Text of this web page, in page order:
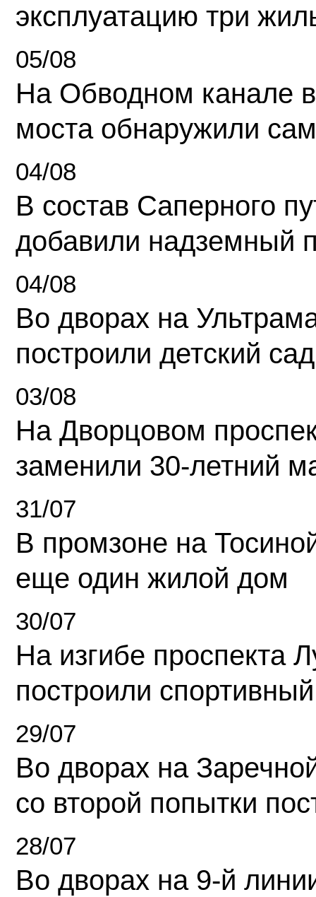
эксплуатацию три
05/08
На Обводном канале
моста обнаружили
04/08
В состав Саперного
добавили надземный
04/08
Во дворах на
построили детский сад
03/08
На Дворцовом
заменили 30-летний
31/07
В промзоне на
еще один жилой дом
30/07
На изгибе проспекта
построили
29/07
Во дворах на
со второй попытки
28/07
Во дворах на 9-й